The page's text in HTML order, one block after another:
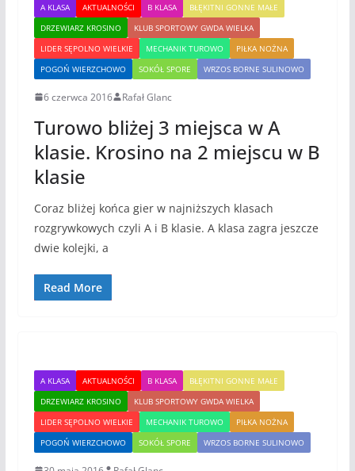
A KLASA AKTUALNOŚCI B KLASA
BŁĘKITNI GONNE MAŁE
DRZEWIARZ KROSINO
KLUB SPORTOWY GWDA WIELKA
LIDER SĘPOLNO WIELKIE
MECHANIK TUROWO
PIŁKA NOŻNA
POGOŃ WIERZCHOWO
SOKÓŁ SPORE WRZOS BORNE SULINOWO
6 czerwca 2016 Rafał Glanc
Turowo bliżej 3 miejsca w A
klasie. Krosino na 2 miejscu w B
klasie
Coraz bliżej końca gier w najniższych klasach
rozgrywkowych czyli A i B klasie. A klasa zagra jeszcze
dwie kolejki, a
Read More
A KLASA AKTUALNOŚCI B KLASA
BŁĘKITNI GONNE MAŁE
DRZEWIARZ KROSINO
KLUB SPORTOWY GWDA WIELKA
LIDER SĘPOLNO WIELKIE
MECHANIK TUROWO
PIŁKA NOŻNA
POGOŃ WIERZCHOWO
SOKÓŁ SPORE WRZOS BORNE SULINOWO